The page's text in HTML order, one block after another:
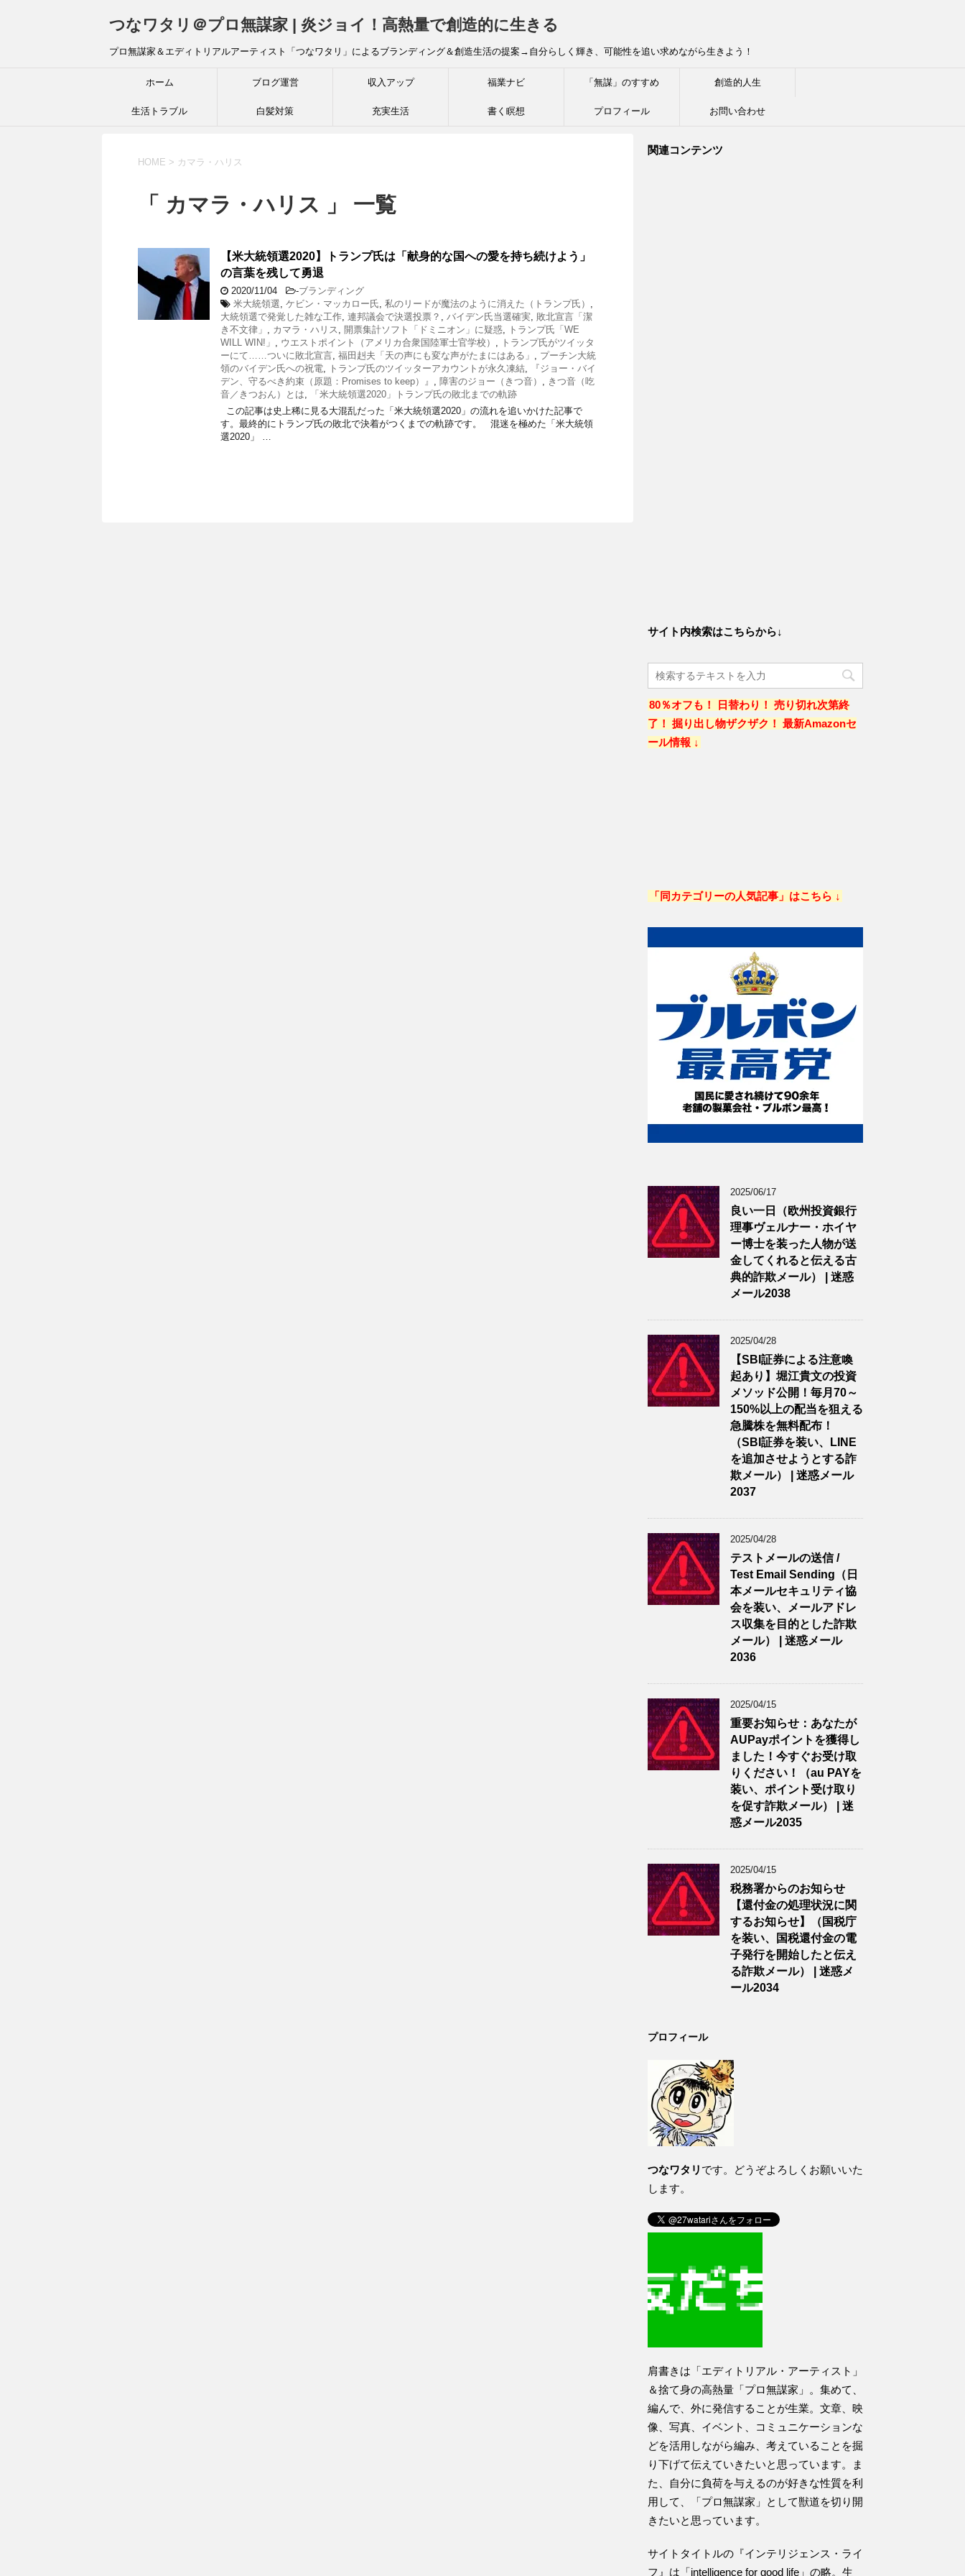
つなワタリ＠プロ無謀家 | 炎ジョイ！高熱量で創造的に生きる
プロ無謀家＆エディトリアルアーティスト「つなワタリ」によるブランディング＆創造生活の提案→自分らしく輝き、可能性を追い求めながら生きよう！
ホーム ブログ運営 収入アップ 福業ナビ 「無謀」のすすめ 創造的人生
生活トラブル 白髪対策 充実生活 書く瞑想 プロフィール お問い合わせ
HOME > カマラ・ハリス
「 カマラ・ハリス 」 一覧
【米大統領選2020】トランプ氏は「献身的な国への愛を持ち続けよう」
の言葉を残して勇退
2020/11/04 -ブランディング
米大統領選, ケビン・マッカロー氏, 私のリードが魔法のように消えた（トランプ氏） ,
大統領選で発覚した雑な工作, 連邦議会で決選投票？ , バイデン氏当選確実, 敗北宣言「潔
き不文律」 , カマラ・ハリス , 開票集計ソフト「ドミニオン」に疑惑,
トランプ氏「WE
WILL WIN!」 , ウエストポイント（アメリカ合衆国陸軍士官学校） ,
トランプ氏がツイッタ
ーにて……ついに敗北宣言, 福田赳夫「天の声にも変な声がたまにはある」 , プーチン大統
領のバイデン氏への祝電, トランプ氏のツイッターアカウントが永久凍結,
『ジョー・バイ
デン、守るべき約束（原題：Promises to keep）』 , 障害のジョー（きつ音） , きつ音（吃
音／きつおん）とは,
「米大統領選2020」トランプ氏の敗北までの軌跡
この記事は史上稀に見る大混乱だった「米大統領選2020」の流れを追いかけた記事で
す。最終的にトランプ氏の敗北で決着がつくまでの軌跡です。 混迷を極めた「米大統領
選2020」 …
関連コンテンツ
サイト内検索はこちらから↓
80％オフも！ 日替わり！ 売り切れ次第終
了！ 掘り出し物ザクザク！ 最新Amazonセ
ール情報 ↓
「同カテゴリーの人気記事」はこちら ↓
2025/06/17
良い一日（欧州投資銀行
理事ヴェルナー・ホイヤ
ー博士を装った人物が送
金してくれると伝える古
典的詐欺メール） | 迷惑
メール2038
2025/04/28
【SBI証券による注意喚
起あり】堀江貴文の投資
メソッド公開！毎月70～
150%以上の配当を狙える
急騰株を無料配布！
（SBI証券を装い、LINE
を追加させようとする詐
欺メール） | 迷惑メール
2037
2025/04/28
テストメールの送信 /
Test Email Sending（日
本メールセキュリティ協
会を装い、メールアドレ
ス収集を目的とした詐欺
メール） | 迷惑メール
2036
2025/04/15
重要お知らせ：あなたが
AUPayポイントを獲得し
ました！今すぐお受け取
りください！（au PAYを
装い、ポイント受け取り
を促す詐欺メール） | 迷
惑メール2035
2025/04/15
税務署からのお知らせ
【還付金の処理状況に関
するお知らせ】（国税庁
を装い、国税還付金の電
子発行を開始したと伝え
る詐欺メール） | 迷惑メ
ール2034
プロフィール
つなワタリ です。どうぞよろしくお願いいた
します。
肩書きは「エディトリアル・アーティスト」
＆捨て身の高熱量「プロ無謀家」。集めて、
編んで、外に発信することが生業。文章、映
像、写真、イベント、コミュニケーションな
どを活用しながら編み、考えていることを掘
り下げて伝えていきたいと思っています。ま
た、自分に負荷を与えるのが好きな性質を利
用して、「プロ無謀家」として獣道を切り開
きたいと思っています。
サイトタイトルの『インテリジェンス・ライ
フ』は「intelligence for good life」の略。生